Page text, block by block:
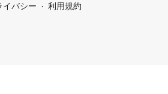
イバシー
利用規約